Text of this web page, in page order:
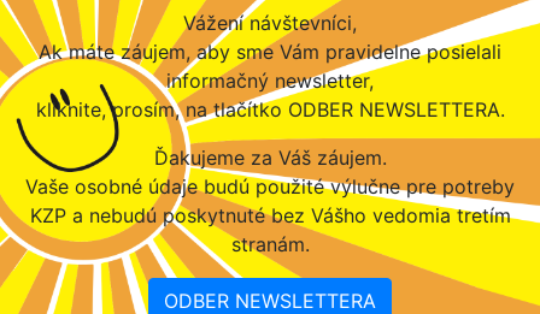
Vážení návštevníci,
Ak máte záujem, aby sme Vám pravidelne posielali
informačný newsletter,
kliknite, prosím, na tlačítko ODBER NEWSLETTERA.
Ďakujeme za Váš záujem.
Vaše osobné údaje budú použité výlučne pre potreby
KZP a nebudú poskytnuté bez Vášho vedomia tretím
stranám.
ODBER NEWSLETTERA